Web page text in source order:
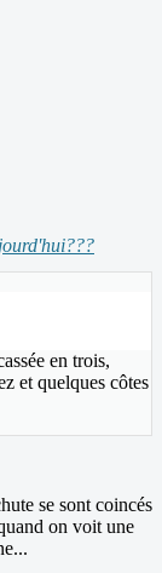
en trois,
et quelques côtes
se sont coincés
on voit une